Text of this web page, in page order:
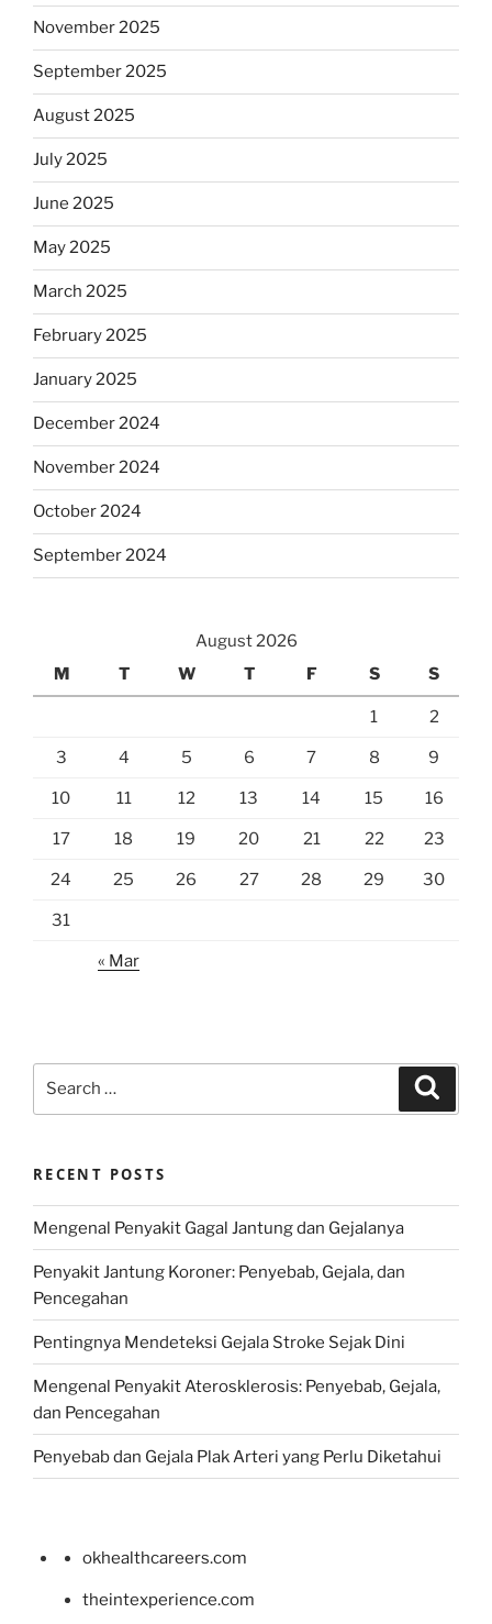
November 2025
September 2025
August 2025
July 2025
June 2025
May 2025
March 2025
February 2025
January 2025
December 2024
November 2024
October 2024
September 2024
August 2026
M
T W T F S S
1 2
3 4 5 6 7 8 9
10 11 12 13 14 15 16
17 18 19 20 21 22 23
24 25 26 27 28 29 30
31
« Mar
RECENT POSTS
Mengenal Penyakit Gagal Jantung dan Gejalanya
Penyakit Jantung Koroner: Penyebab, Gejala, dan
Pencegahan
Pentingnya Mendeteksi Gejala Stroke Sejak Dini
Mengenal Penyakit Aterosklerosis: Penyebab, Gejala,
dan Pencegahan
Penyebab dan Gejala Plak Arteri yang Perlu Diketahui
okhealthcareers.com
theintexperience.com